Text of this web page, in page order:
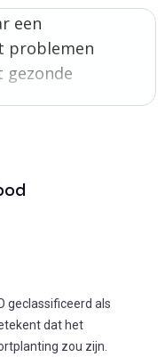
een
problemen
gezonde
geclassificeerd als
dat het
zou zijn.